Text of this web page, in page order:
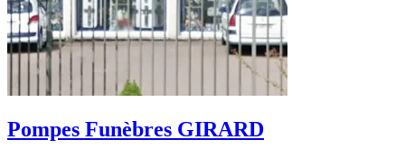
Pompes Funèbres GIRARD